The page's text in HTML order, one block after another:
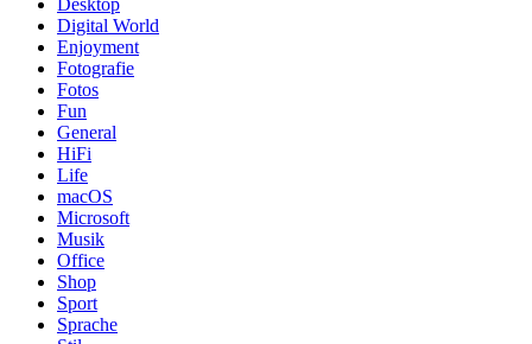
Digital World
Enjoyment
Fotografie
Fotos
Fun
General
HiFi
Life
macOS
Microsoft
Musik
Office
Shop
Sport
Sprache